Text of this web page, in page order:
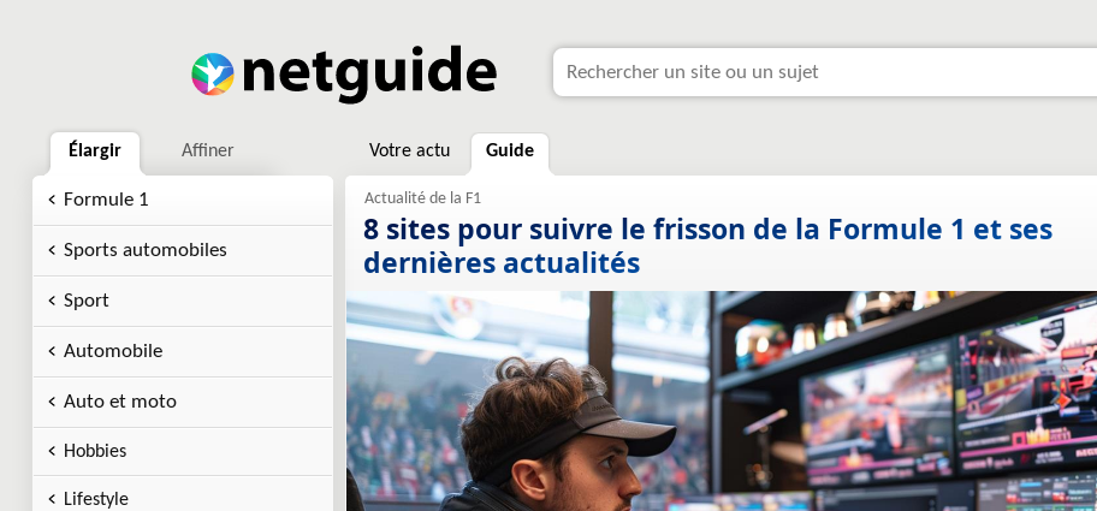
Élargir Affiner
Formule 1
Sports automobiles
Sport
Automobile
Auto et moto
Hobbies
Lifestyle
Votre actu Guide
8 sites pour suivre le frisson de la Formule 1 et ses
dernières actualités